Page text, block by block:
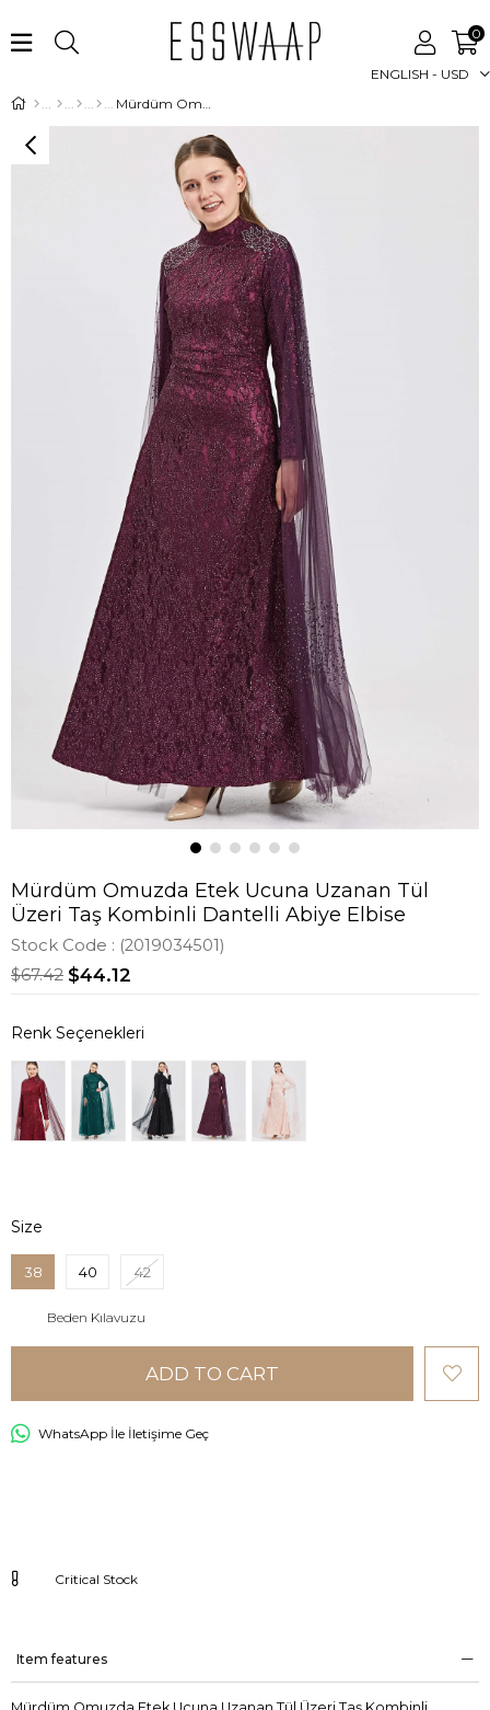
ENGLISH - USD
0
Mürdüm Omuzda Etek Ucuna Uzanan Tül Üzeri Taş Kombinli Dantelli Abiye Elbise
Mürdüm Omuzda Etek Ucuna Uzanan Tül
Üzeri Taş Kombinli Dantelli Abiye Elbise
Stock Code (2019034501)
$67.42 $44.12
Size
38 40 42
Beden Kılavuzu
WhatsApp İle İletişime Geç
Critical Stock
Item features